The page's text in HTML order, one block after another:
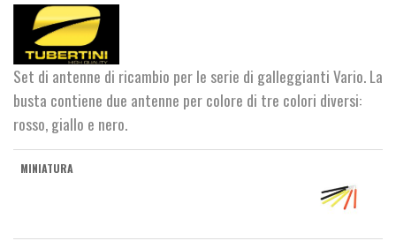
Set di antenne di ricambio per le serie di galleggianti Vario. La
busta contiene due antenne per colore di tre colori diversi:
rosso, giallo e nero.